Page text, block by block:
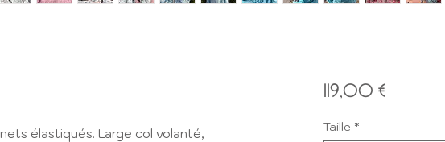
élastiqués. Large col volanté,
119,00 €Prix
Taille *